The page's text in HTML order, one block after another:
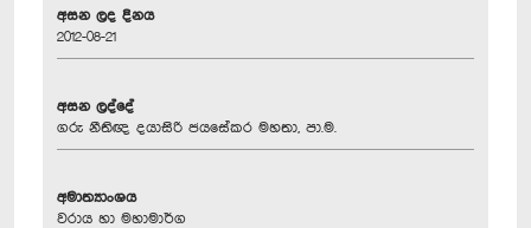
අසන ලද දිනය
2012-08-21
අසන ලද්දේ
ගරු නීතිඥ දයාසිරි ජයසේකර මහතා, පා.ම.
අමාත්‍යාංශය
වරාය හා මහාමාර්ග